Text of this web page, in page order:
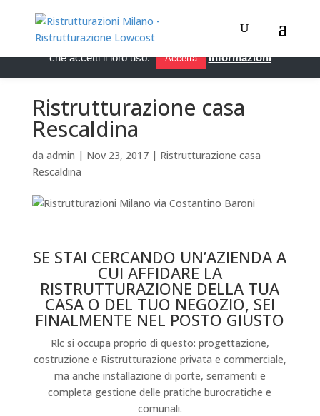
Ristrutturazione casa
Rescaldina
da admin | Nov 23, 2017| Ristrutturazione casa
Rescaldina
SE STAI CERCANDO UN’AZIENDA A
CUI AFFIDARE LA
RISTRUTTURAZIONE DELLA TUA
CASA O DEL TUO NEGOZIO, SEI
FINALMENTE NEL POSTO GIUSTO
Rlc si occupa proprio di questo: progettazione,
costruzione e Ristrutturazione privata e commerciale,
ma anche installazione di porte, serramenti e
completa gestione delle pratiche burocratiche e
comunali.
Questo sito utilizza i cookie per migliorare servizi ed esperienza
dei lettori. Se decidi di continuare la navigazione, consideriamo
che accetti il loro uso.
Accetta Informazioni